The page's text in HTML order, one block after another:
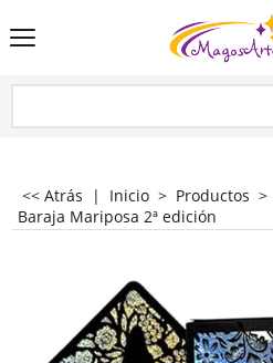
<< Atrás | Inicio > Productos >
Baraja Mariposa 2ª edición